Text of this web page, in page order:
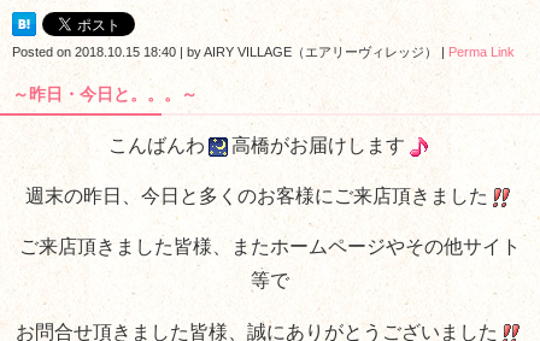
Posted on 2018.10.15 18:40 | byAIRY VILLAGE（エアリーヴィレッジ） | Perma Link
～昨日・今日と。。。～
こんばんわ 高橋がお届けします
週末の昨日、今日と多くのお客様にご来店頂きました
ご来店頂きました皆様、またホームページやその他サイト
等で
お問合せ頂きました皆様、誠にありがとうございました